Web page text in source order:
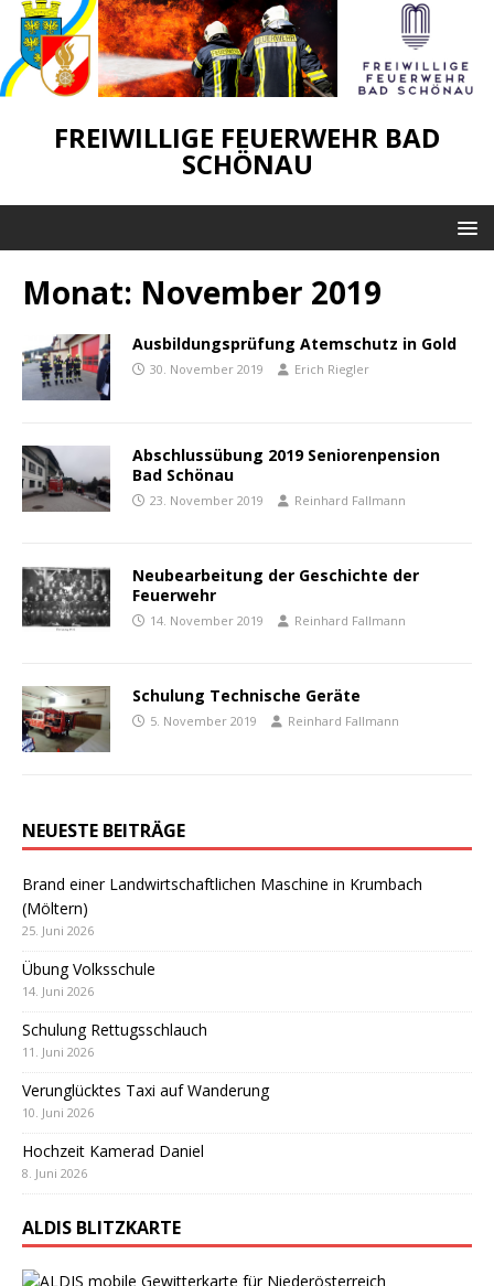
FREIWILLIGE FEUERWEHR BAD
SCHÖNAU
Monat: November 2019
Ausbildungsprüfung Atemschutz in Gold
30. November 2019 Erich Riegler
Abschlussübung 2019 Seniorenpension
Bad Schönau
23. November 2019 Reinhard Fallmann
Neubearbeitung der Geschichte der
Feuerwehr
14. November 2019 Reinhard Fallmann
Schulung Technische Geräte
5. November 2019 Reinhard Fallmann
NEUESTE BEITRÄGE
Brand einer Landwirtschaftlichen Maschine in Krumbach
(Möltern)
25. Juni 2026
Übung Volksschule
14. Juni 2026
Schulung Rettugsschlauch
11. Juni 2026
Verunglücktes Taxi auf Wanderung
10. Juni 2026
Hochzeit Kamerad Daniel
8. Juni 2026
ALDIS BLITZKARTE